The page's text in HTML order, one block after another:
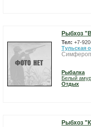
Рыбхоз
Тел: +7-
Тульская
Рыбалка
Белый амур
Отдых
Рыбхоз